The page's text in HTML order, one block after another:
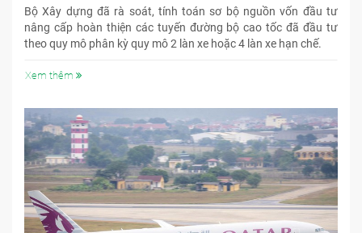
Bộ Xây dựng đã rà soát, tính toán sơ bộ nguồn vốn đầu tư
nâng cấp hoàn thiện các tuyến đường bộ cao tốc đã đầu tư
theo quy mô phân kỳ quy mô 2 làn xe hoặc 4 làn xe hạn chế.
Xem thêm